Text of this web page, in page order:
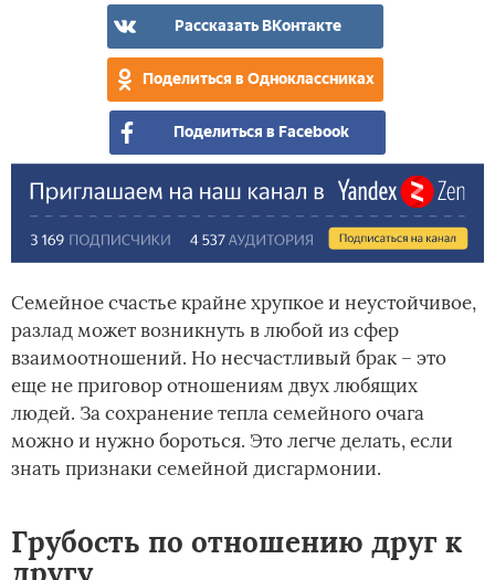
Рассказать ВКонтакте
Поделиться в Одноклассниках
Поделиться в Facebook
Семейное счастье крайне хрупкое и неустойчивое,
разлад может возникнуть в любой из сфер
взаимоотношений. Но несчастливый брак – это
еще не приговор отношениям двух любящих
людей. За сохранение тепла семейного очага
можно и нужно бороться. Это легче делать, если
знать признаки семейной дисгармонии.
Грубость по отношению друг к
другу